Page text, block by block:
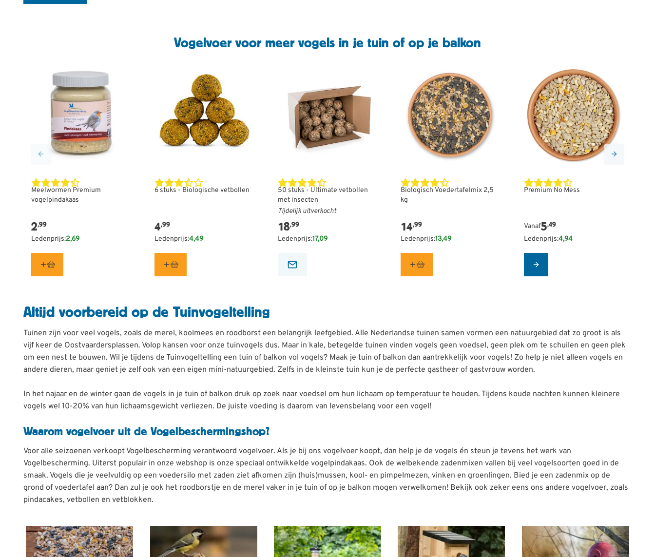
Vogelvoer voor meer vogels in je tuin of op je balkon
Meelwormen Premium
vogelpindakaas
2,99
Ledenprijs:2,69
6 stuks - Biologische vetbollen
4,99
Ledenprijs:4,49
50 stuks - Ultimate vetbollen
met insecten
Tijdelijk uitverkocht
18,99
Ledenprijs:17,09
Biologisch Voedertafelmix 2,5
kg
14,99
Ledenprijs:13,49
Premium No Mess
De prijs is afhankelijk van de
Vanaf5,49
Ledenprijs:4,94
Configure
Altijd voorbereid op de Tuinvogeltelling
Tuinen zijn voor veel vogels, zoals de merel, koolmees en roodborst een belangrijk leefgebied. Alle Nederlandse tuinen samen vormen een natuurgebied dat zo groot is als
vijf keer de Oostvaardersplassen. Volop kansen voor onze tuinvogels dus. Maar in kale, betegelde tuinen vinden vogels geen voedsel, geen plek om te schuilen en geen plek
om een nest te bouwen. Wil je tijdens de Tuinvogeltelling een tuin of balkon vol vogels? Maak je tuin of balkon dan aantrekkelijk voor vogels! Zo help je niet alleen vogels en
andere dieren, maar geniet je zelf ook van een eigen mini-natuurgebied. Zelfs in de kleinste tuin kun je de perfecte gastheer of gastvrouw worden.
In het najaar en de winter gaan de vogels in je tuin of balkon druk op zoek naar voedsel om hun lichaam op temperatuur te houden. Tijdens koude nachten kunnen kleinere
vogels wel 10-20% van hun lichaamsgewicht verliezen. De juiste voeding is daarom van levensbelang voor een vogel!
Waarom vogelvoer uit de Vogelbeschermingshop?
Voor alle seizoenen verkoopt Vogelbescherming verantwoord vogelvoer. Als je bij ons vogelvoer koopt, dan help je de vogels én steun je tevens het werk van
Vogelbescherming. Uiterst populair in onze webshop is onze speciaal ontwikkelde vogelpindakaas. Ook de welbekende zadenmixen vallen bij veel vogelsoorten goed in de
smaak. Vogels die je veelvuldig op een voedersilo met zaden ziet afkomen zijn (huis)mussen, kool- en pimpelmezen, vinken en groenlingen. Bied je een zadenmix op de
grond of voedertafel aan? Dan zul je ook het roodborstje en de merel vaker in je tuin of op je balkon mogen verwelkomen! Bekijk ook zeker eens ons andere vogelvoer, zoals
pindacakes, vetbollen en vetblokken.